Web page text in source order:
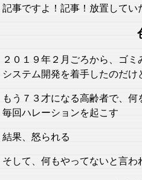
記事ですよ！記事！放置してい
２０１９年２月ごろから、ゴミ
システム開発を着手したのだけ
もう７３才になる高齢者で、
毎回ハレーションを起こす
結果、怒られる
そして、何もやってないと言わ